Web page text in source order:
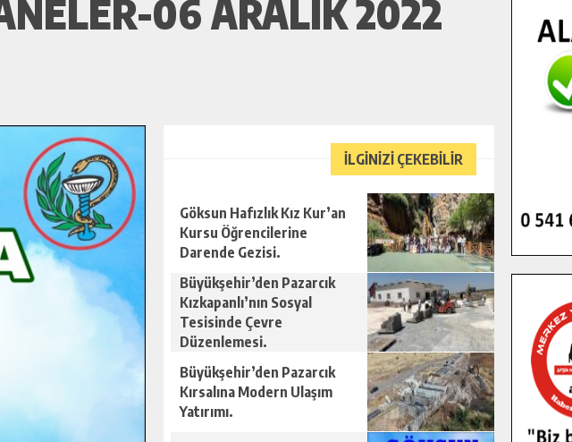
06 ARALIK 2022
İLGİNİZİ ÇEKEBİLİR
Göksun Hafızlık Kız Kur’an
Kursu Öğrencilerine
Darende Gezisi.
Büyükşehir’den Pazarcık
Kızkapanlı’nın Sosyal
Tesisinde Çevre
Düzenlemesi.
Büyükşehir’den Pazarcık
Kırsalına Modern Ulaşım
Yatırımı.